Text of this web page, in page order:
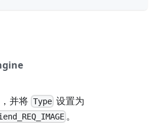
并将 Type设置为
。